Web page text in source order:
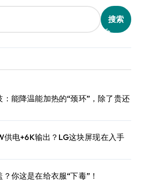
搜索
：能降温能加热的“颈环”，除了贵还
供电+6K输出？LG这块屏现在入手
你这是在给衣服“下毒”！